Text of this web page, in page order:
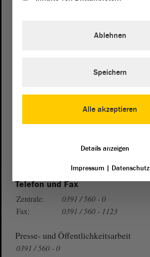
Landtagvon Sachsen-Anhalt
Wegbeschreibung
Telefon und Fax
Zentrale:
0391 / 560 - 0
Fax:
0391 / 560 - 1123
Presse- und Öffentlichkeitsarbeit
0391 / 560 - 0
Alle akzeptieren
Ablehnen
Speichern
Details anzeigen
Impressum| Datenschutz